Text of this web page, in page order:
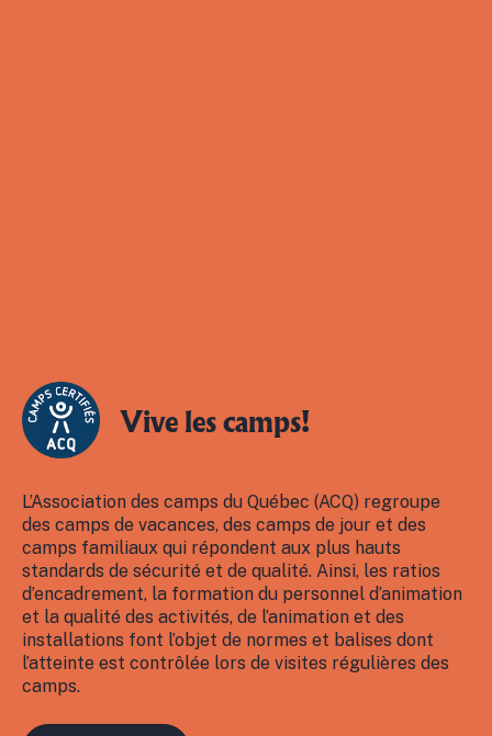
Vive les camps!
L’Association des camps du Québec (ACQ) regroupe
des camps de vacances, des camps de jour et des
camps familiaux qui répondent aux plus hauts
standards de sécurité et de qualité. Ainsi, les ratios
d’encadrement, la formation du personnel d’animation
et la qualité des activités, de l’animation et des
installations font l’objet de normes et balises dont
l’atteinte est contrôlée lors de visites régulières des
camps.